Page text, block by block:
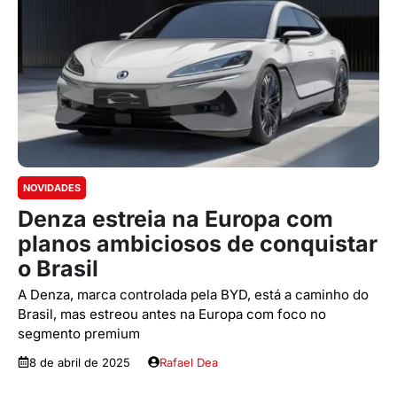
NOVIDADES
Denza estreia na Europa com
planos ambiciosos de conquistar
o Brasil
A Denza, marca controlada pela BYD, está a caminho do
Brasil, mas estreou antes na Europa com foco no
segmento premium
8 de abril de 2025 Rafael Dea